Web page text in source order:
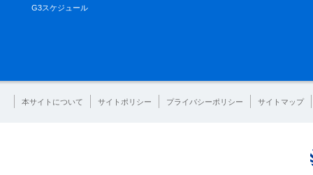
G3スケジュール
本サイトについて サイトポリシー プライバシーポリシー サイトマップ